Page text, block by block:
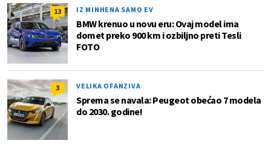
13 IZ MINHENA SAMO EV
BMW krenuo u novu eru: Ovaj model ima
domet preko 900 km i ozbiljno preti Tesli
FOTO
3 VELIKA OFANZIVA
Sprema se navala: Peugeot obećao 7 modela
do 2030. godine!